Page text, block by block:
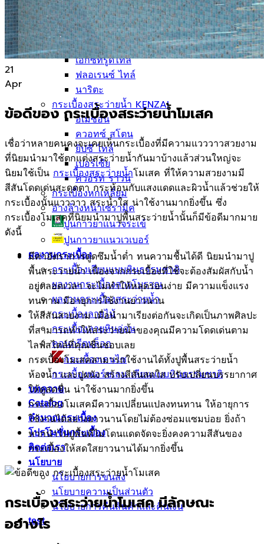
กระเบื้องSubway
กระเบื้องเคนไซ
แกรนิตโต้ ไทล์
เอ็กซ์ทรูดไทล์
ฟลอเรนซ์ ไทล์
นาริตะ
กระเบื้องสระว่ายน้ำ KENZAI
อเมซอน
ควอทซ์ สโตน
ยิปซี ไทล์
เปอร์เซีย
ควอร์ท ราวน์
กระเบื้องหกเหลี่ยม
อ่างล้างหน้าเซรามิค
ปูนกาวยาเเนวจระเข้
ปูนกาวยาเเนวเวเบอร์
ผลงานกระเบื้อง
กระเบื้องเลียนแบบหินธรรมชาติ
ผลงานกระเบื้องลายโบราณ
ผลงานกระเบื้องสระว่ายนํ้า
กระเบื้องลายไม้
กระเบื้องลายหินอ่อน
คอนกรีตบล็อก
กระเบื้องเคนไซ
กระเบื้องพอร์ชเลน เลียนเเบบหินธรรมชาติ
บทความ
Catalog
คำนวณกระเบื้อง
โปรโมชั่นกระเบื้อง
ติดต่อเรา
นโยบาย
นโยบายการขนส่ง
นโยบายความเป็นส่วนตัว
นโยบายการคืนสินค้าและคืนเงิน
test
21
Apr
ข้อดีของกระเบื้องสระว่ายน้ำโมเสค
เชื่อว่าหลายคนคงจะเคยเห็นกระเบื้องที่มีความแวววาวสวยงาม
ที่นิยมนำมาใช้ตกแต่งสระว่ายน้ำกันมาบ้างแล้วส่วนใหญ่จะ
นิยมใช้เป็น กระเบื้องสระว่ายน้ำโมเสค ที่ให้ความสวยงามมี
สีสันโดดเด่นสะดุดตา กระท้อนกับแสงแดดและผิวน้ำแล้วช่วยให้
กระเบื้องนั้นแวววาว สระน้ำใส น่าใช้งานมากยิ่งขึ้น ซึ่ง
กระเบื้องโมเสคที่นิยมนำมาปูพื้นสระว่ายน้ำนั้นก็มีข้อดีมากมาย
ดังนี้
มีค่าอัตราการดูดซึมน้ำต่ำ ทนความชื้นได้ดี นิยมนำมาปู
พื้นสระว่ายน้ำ เนื่องจากกระเบื้องที่ใช้จะต้องสัมผัสกับน้ำ
อยู่ตลอดเวลา จะไม่ทำให้หลุดร่อนง่าย มีความแข็งแรง
ทนทาน มีอายุการใช้งานยาวนาน
ให้สีสันสวยงาม เมื่อนำมาเรียงต่อกันจะเกิดเป็นภาพศิลปะ
ที่สามารถทำให้สระว่ายน้ำของคุณมีความโดดเด่นตาม
ไลฟ์สไตล์ที่คุณชื่นชอบเลย
กระเบื้องโมเสคสามารถใช้งานได้ทั้งปูพื้นสระว่ายน้ำ
ห้องน้ำ และปูผนัง สร้างสีสันสดใส ปรับเปลี่ยนบรรยากาศ
ให้ดูสดชื่น น่าใช้งานมากยิ่งขึ้น
กระเบื้องโมเสคมีความเปลี่ยนแปลงทนทาน ให้อายุการ
ใช้งานได้อย่างยาวนานโดยไม่ต้องซ่อมแซมบ่อย ยิ่งถ้า
หากนำไปปูพื้นที่ไม่โดนแดดจัดจะยิ่งคงความสีสันของ
กระเบื้องให้สดใสยาวนานได้มากยิ่งขึ้น
กระเบื้องสระว่ายน้ำโมเสคมีลักษณะ
อย่างไร